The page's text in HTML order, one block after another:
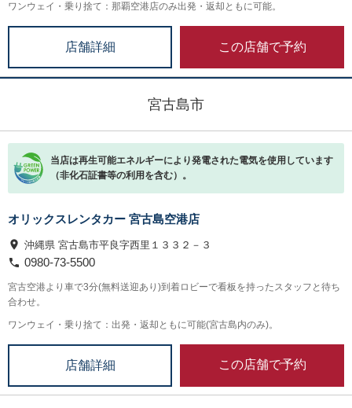
ワンウェイ・乗り捨て：那覇空港店のみ出発・返却ともに可能。
店舗詳細 この店舗で予約
宮古島市
当店は再生可能エネルギーにより発電された電気を使用しています
（非化石証書等の利用を含む）。
オリックスレンタカー 宮古島空港店
沖縄県 宮古島市平良字西里１３３２－３
0980-73-5500
宮古空港より車で3分(無料送迎あり)到着ロビーで看板を持ったスタッフと待ち
合わせ。
ワンウェイ・乗り捨て：出発・返却ともに可能(宮古島内のみ)。
店舗詳細 この店舗で予約